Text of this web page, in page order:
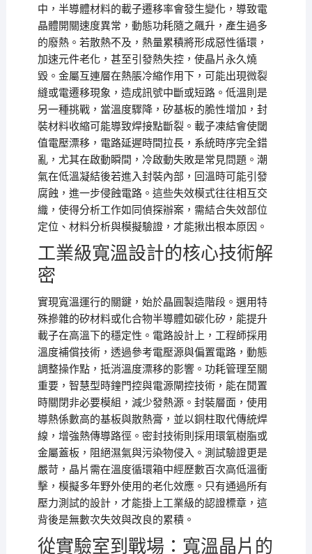
中，半導體材料的載子遷移率會發生變化，導致電
晶體開關速度異常，動態功耗隨之飆升，產生過多
的廢熱。若散熱不及，熱量累積將形成惡性循環，
加速元件老化，甚至引發熱失控，使晶片永久燒
毀。金屬互連層在熱脹冷縮作用下，可能出現微裂
縫或電遷移現象，造成訊號中斷或短路。低溫則是
另一種挑戰，當溫度驟降，矽基板的脆性增加，封
裝材料收縮可能導致焊接點斷裂。載子凍結會使閾
值電壓漂移，電路延遲時間拉長，系統時序完全錯
亂，尤其在啟動瞬間，冷啟動失敗是常見問題。潮
氣在低溫凝結後若進入封裝內部，回溫時可能引發
腐蝕，進一步侵蝕電路。這些失效模式往往相互交
織，使得分析工作如同偵探辦案，需結合失效部位
定位、材料分析與模擬驗證，才能揪出根本原因。
工業級寬溫設計的核心技術解
密
實現寬溫運行的關鍵，始於晶圓製造階段。選用特
殊摻雜的矽材料或化合物半導體如碳化矽，能提升
載子在高溫下的穩定性。電路設計上，工程師採用
溫度補償技術，透過參考電壓源與偏置電路，動態
調整操作點，抵消溫度漂移的影響。功耗管理至關
重要，智慧型時鐘門控與電源閘控技術，能在閒置
時關閉非必要模組，減少發熱源。封裝層面，使用
導熱係數高的基板與散熱膏，並以銅柱取代傳統焊
線，增強熱傳導路徑。密封技術則採用環氧樹脂或
金屬蓋板，阻絕濕氣與污染物侵入。測試驗證更是
嚴苛，晶片需在溫度循環箱中經歷數百次高低溫衝
擊，模擬多年野外使用的老化效應。只有通過所有
壓力測試的設計，才能掛上工業級的認證標章，這
背後是無數次失效與改良的累積。
從實驗室到戰場：寬溫晶片的